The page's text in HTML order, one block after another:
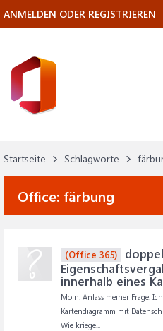
Startseite Schlagworte
Office: färbung
(Office 365)
innerhalb eines
Moin. Anlass meiner Frage:
Kartendiagramm mit
Wie kriege...
ANMELDEN ODER REGISTRIEREN